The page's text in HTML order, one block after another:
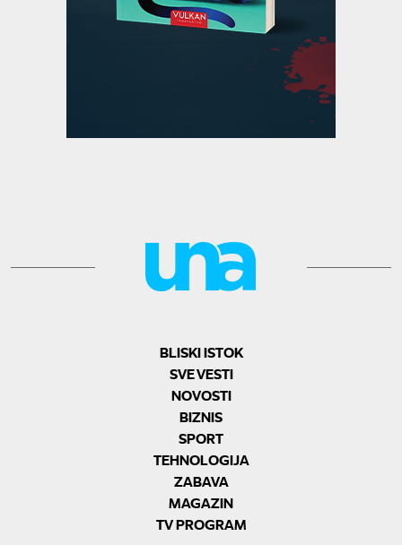
BLISKI ISTOK
SVE VESTI
NOVOSTI
BIZNIS
SPORT
TEHNOLOGIJA
ZABAVA
MAGAZIN
TV PROGRAM